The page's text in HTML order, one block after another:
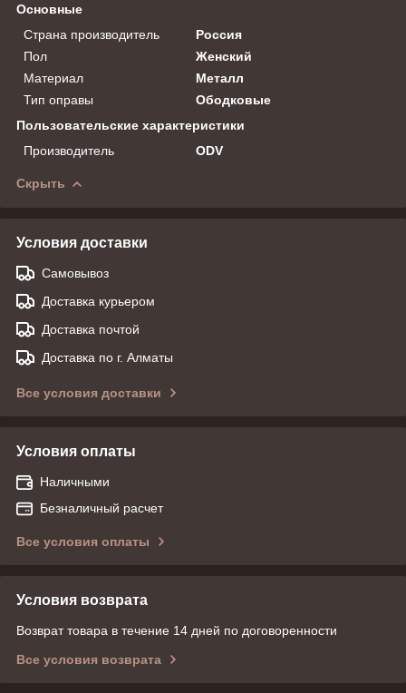
Основные
Страна производитель
Россия
Пол
Женский
Материал
Металл
Тип оправы
Ободковые
Пользовательские характеристики
Производитель
ODV
Скрыть
Условия доставки
Самовывоз
Доставка курьером
Доставка почтой
Доставка по г. Алматы
Все условия доставки
Условия оплаты
Наличными
Безналичный расчет
Все условия оплаты
Условия возврата
Возврат товара в течение 14 дней по договоренности
Все условия возврата